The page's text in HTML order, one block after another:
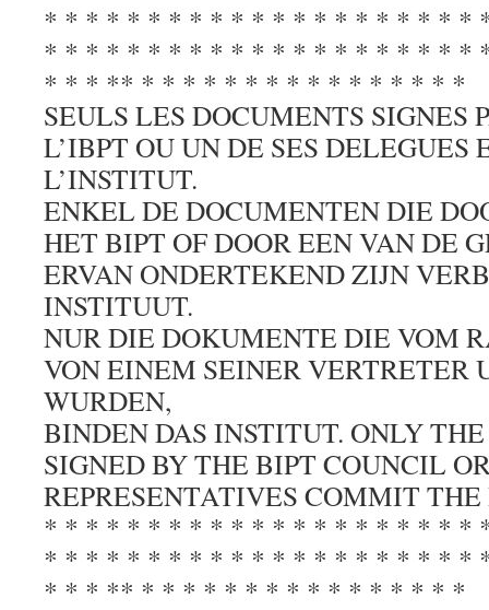
* * * * * * * * * * * * * * * * * * * * *
* * * * * * * * * * * * * * * * * * * * *
* * * ** * * * * * * * * * * * * * * * *
SEULS LES DOCUMENTS SIGNES
L’IBPT OU UN DE SES DELEGUES
L’INSTITUT.
ENKEL DE DOCUMENTEN DIE
HET BIPT OF DOOR EEN VAN DE
ERVAN ONDERTEKEND ZIJN
INSTITUUT.
NUR DIE DOKUMENTE DIE VOM
VON EINEM SEINER VERTRETER
WURDEN,
BINDEN DAS INSTITUT. ONLY
SIGNED BY THE BIPT COUNCIL
REPRESENTATIVES COMMIT
* * * * * * * * * * * * * * * * * * * * *
* * * * * * * * * * * * * * * * * * * * *
* * * ** * * * * * * * * * * * * * * * *